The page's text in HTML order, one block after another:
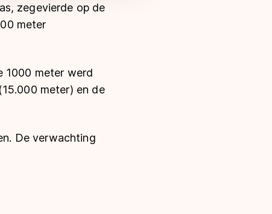
zegevierde op de
meter
1000 meter werd
meter) en de
De verwachting